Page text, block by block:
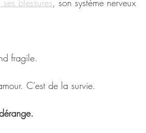
ses blessures, son système nerveux
fragile.
C’est de la survie.